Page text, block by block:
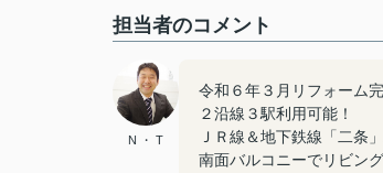
担当者のコメント
N ・ T
令和６年３月リフォーム
２沿線３駅利用可能！
ＪＲ線＆地下鉄線「二条
南面バルコニーでリビン